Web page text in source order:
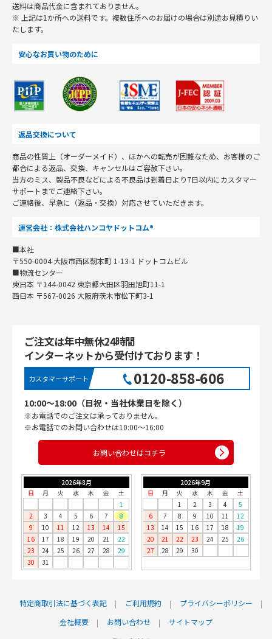
送料は商品代金に含まれておりません。
※ 上記は1か所への送料です。複数住所へのお届けの場合は別途お見積りい
たします。
安心なお買い物のために
返品交換について
商品の性質上（オーダーメイド）、ほかへの転売が困難なため、お客様のご
都合による返品、交換、キャンセルはご容赦下さい。
当方のミス、製品不良などによる不良品は到着日より7日以内にカスタマー
サポートまでご連絡下さい。
ご連絡後、早急に（返品・交換）対応させていただきます。
運営会社：株式会社ハンコヤドットコム®
■本社
〒550-0004 大阪市西区靭本町 1-13-1 ドットコムビル
■物流センター
東日本 〒144-0042 東京都大田区羽田旭町11-1
西日本 〒567-0026 大阪府茨木市松下町3-1
ご注文は年中無休24時間
インターネットから受付けております！
カスタマーサポート 0120-858-606
10:00〜18:00（日祝・当社休業日を除く）
※お電話でのご注文は承っておりません。
※お電話でのお問い合わせは10:00〜16:00
お問い合わせはコチラ
2026年8月
日
月 火 水 木 金
土
1
2
3 4 5 6 7
8
9
10 11 12 13 14
15
16
17 18 19 20 21
22
23
24 25 26 27 28
29
30
31
2026年9月
日
月 火 水 木 金
土
1
2 3 4
5
6
7 8 9 10 11
12
13
14 15 16 17 18
19
20
21 22 23 24 25
26
27
28 29 30
特定商取引法に基づく表記 ご利用規約
プライバシーポリシー
会社概要
お問い合わせ サイトマップ